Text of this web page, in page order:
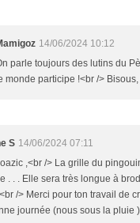
14/06/2024 10:12
parle toujours des lutins du
monde participe !<br />
S 14/06/2024 07:11
,<br /> La grille du
. . . Elle sera très longue à
/> Merci pour ton travail de
journée (nous sous la pluie